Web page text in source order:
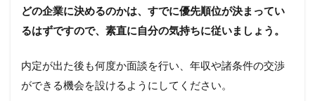
どの企業に決めるのかは、すでに優先順位が決まってい
るはずですので、素直に自分の気持ちに従いましょう。
内定が出た後も何度か面談を行い、年収や諸条件の交渉
ができる機会を設けるようにしてください。